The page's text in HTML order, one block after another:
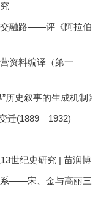
交融路——评《阿拉伯
资料编译（第一
历史叙事的生成机制》
迁(1889—1932)
世纪史研究 | 苗润博
系——宋、金与高丽三